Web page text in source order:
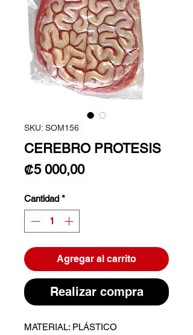
SKU: SOM156
CEREBRO PROTESIS
₡5 000,00Precio
Cantidad *
Agregar al carrito
Realizar compra
MATERIAL: PLÁSTICO